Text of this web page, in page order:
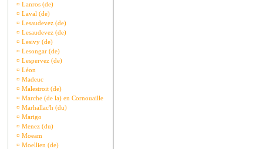
¤ Lanros (de)
¤ Laval (de)
¤ Lesaudevez (de)
¤ Lesaudevez (de)
¤ Lesivy (de)
¤ Lesongar (de)
¤ Lespervez (de)
¤ Léon
¤ Madeuc
¤ Malestroit (de)
¤ Marche (de la) en Cornouaille
¤ Marhallac'h (du)
¤ Marigo
¤ Menez (du)
¤ Moeam
¤ Moellien (de)